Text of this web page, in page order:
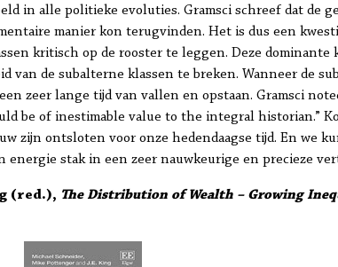
in alle politieke evoluties. Gramsci schreef dat de
manier kon terugvinden. Het is dus een
kritisch op de rooster te leggen. Deze dominante
van de subalterne klassen te breken. Wanneer de
zeer lange tijd van vallen en opstaan. Gramsci
be of inestimable value to the integral historian.”
zijn ontsloten voor onze hedendaagse tijd. En we
stak in een zeer nauwkeurige en precieze
(red.), The Distribution of Wealth – Growing